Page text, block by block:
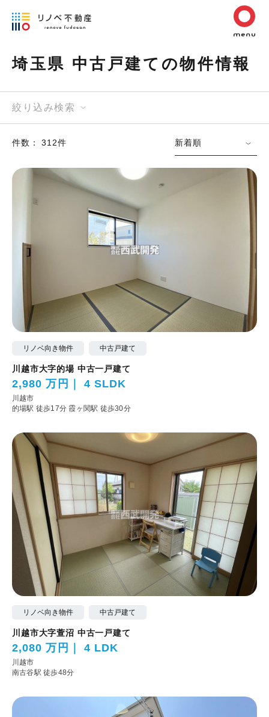
埼玉県 中古戸建ての物件情報
絞り込み検索
件数： 312件 新着順
リノベ向き物件 中古戸建て
川越市大字的場 中古一戸建て
2,980 万円 4 SLDK
川越市
的場駅 徒歩17分 霞ヶ関駅 徒歩30分
リノベ向き物件 中古戸建て
川越市大字萱沼 中古一戸建て
2,080 万円 4 LDK
川越市
南古谷駅 徒歩48分